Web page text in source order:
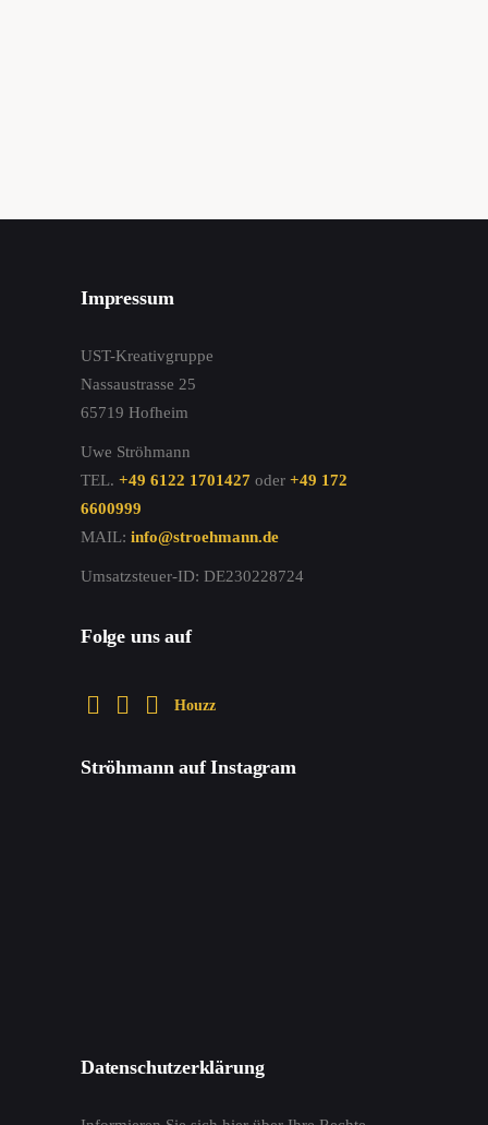
Impressum
UST-Kreativgruppe
Nassaustrasse 25
65719 Hofheim
Uwe Ströhmann
TEL. +49 6122 1701427 oder +49 172
6600999
MAIL: info@stroehmann.de
Umsatzsteuer-ID: DE230228724
Folge uns auf
Houzz
Ströhmann auf Instagram
Datenschutzerklärung